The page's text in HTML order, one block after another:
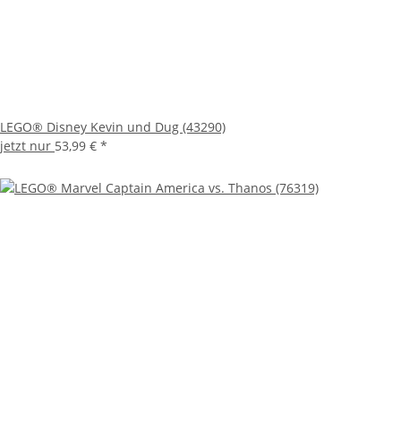
LEGO® Disney Kevin und Dug (43290)
jetzt nur 53,99 € *